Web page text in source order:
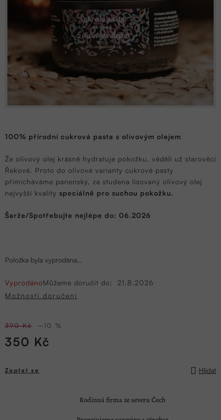
100% přírodní cukrová pasta s olivovým olejem
Že olivový olej krásně hydratuje pokožku, věděli už starověcí
Řekové. Proto do olivové varianty cukrové pasty
přimícháváme panenský, za studena lisovaný olivový olej
nejvyšší kvality speciálně pro suchou pokožku.
Šarže/Spotřebujte nejlépe do: 06.2026
Položka byla vyprodána…
VyprodánoMůžeme doručit do:
21.8.2026
Možnosti doručení
390 Kč –10 %
350 Kč
cena:
Zeptat se Hlídat
Rodinná firma ze severu Čech